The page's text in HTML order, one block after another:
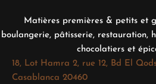
Matières premières & petits et
boulangerie, pâtisserie, restauration,
chocolatiers et
18, Lot Hamra 2, rue 12, Bd El
Casablanca 20460